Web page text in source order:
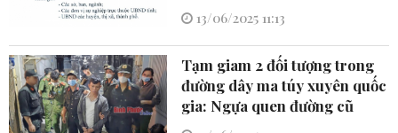
13/06/2025 11:13
Tạm giam 2 đối tượng trong
đường dây ma túy xuyên quốc
gia: Ngựa quen đường cũ